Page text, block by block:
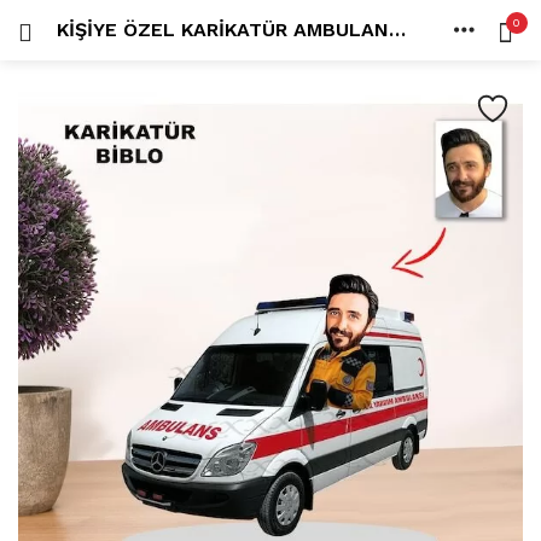
KIŞIYE ÖZEL KARIKATÜR AMBULANS ŞOFÖRÜ TASARIMLI ERKEK BIBLO XKB7 0
Beni hatırla
Şifremi mi kaybettim?
Tüm kategoriler
ANLORD (6)
BAYİLİK (1)
HİLALİN RENKLİ DÜNYASI (0)
MK FOTO (1)
Kampanyalı Ürünler (13)
Karikatür Anahtarlık (14)
Karikatür Erkek Anahtarlık (14)
Karikatür Biblo (289)
Karikatür Aile Biblo (2)
Karikatür Erkek Biblo (127)
Karikatür Kadın Biblo (71)
Karikatür Sevgili Biblo (89)